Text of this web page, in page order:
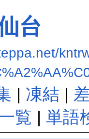
台
| 凍結 |
覧 | 単語